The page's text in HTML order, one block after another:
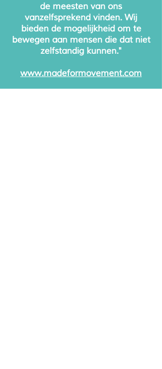
de meesten van ons
vanzelfsprekend vinden. Wij
bieden de mogelijkheid om te
bewegen aan mensen die dat niet
zelfstandig kunnen."
www.madeformovement.com